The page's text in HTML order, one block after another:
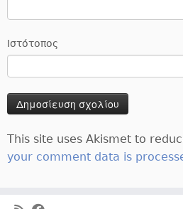
Ιστότοπος
This site uses Akismet to
your comment data is